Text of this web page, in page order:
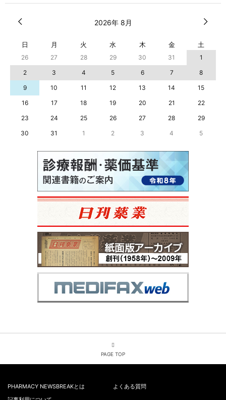
2026年 8月
日 月 火 水 木 金 土
26 27 28 29 30 31
1
2
3 4 5 6 7
8
9
10 11 12 13 14
15
16
17 18 19 20 21
22
23
24 25 26 27 28
29
30
31 1 2 3 4 5
PAGE TOP
PHARMACY NEWSBREAKとは
よくある質問